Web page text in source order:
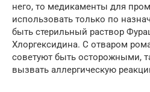
него, то медикаменты для
использовать только по
быть стерильный раствор
Хлоргексидина. С отваром
советуют быть осторожными,
вызвать аллергическую